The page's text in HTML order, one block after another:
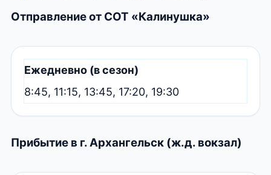
Отправление от СОТ «Калинушка»
Ежедневно (в сезон)
8:45, 11:15, 13:45, 17:20, 19:30
Прибытие в г. Архангельск (ж.д. вокзал)